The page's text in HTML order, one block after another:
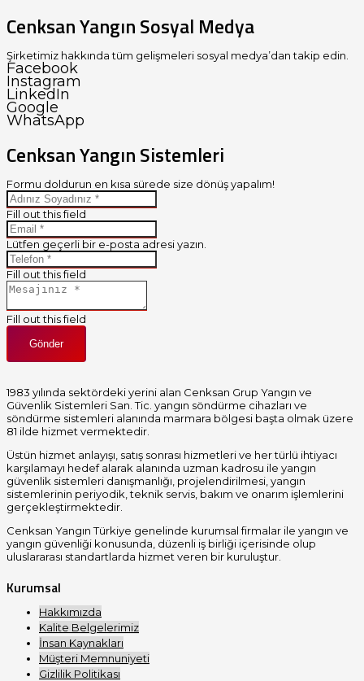
Cenksan Yangın Sosyal Medya
Şirketimiz hakkında tüm gelişmeleri sosyal medya’dan takip edin.
Facebook
Instagram
LinkedIn
Google
WhatsApp
Cenksan Yangın Sistemleri
Formu doldurun en kısa sürede size dönüş yapalım!
Fill out this field
Lütfen geçerli bir e-posta adresi yazın.
Fill out this field
Fill out this field
Gönder
1983 yılında sektördeki yerini alan Cenksan Grup Yangın ve
Güvenlik Sistemleri San. Tic. yangın söndürme cihazları ve
söndürme sistemleri alanında marmara bölgesi başta olmak üzere
81 ilde hizmet vermektedir.
Üstün hizmet anlayışı, satış sonrası hizmetleri ve her türlü ihtiyacı
karşılamayı hedef alarak alanında uzman kadrosu ile yangın
güvenlik sistemleri danışmanlığı, projelendirilmesi, yangın
sistemlerinin periyodik, teknik servis, bakım ve onarım işlemlerini
gerçekleştirmektedir.
Cenksan Yangın Türkiye genelinde kurumsal firmalar ile yangın ve
yangın güvenliği konusunda, düzenli iş birliği içerisinde olup
uluslararası standartlarda hizmet veren bir kuruluştur.
Kurumsal
Hakkımızda
Kalite Belgelerimiz
İnsan Kaynakları
Müşteri Memnuniyeti
Gizlilik Politikası